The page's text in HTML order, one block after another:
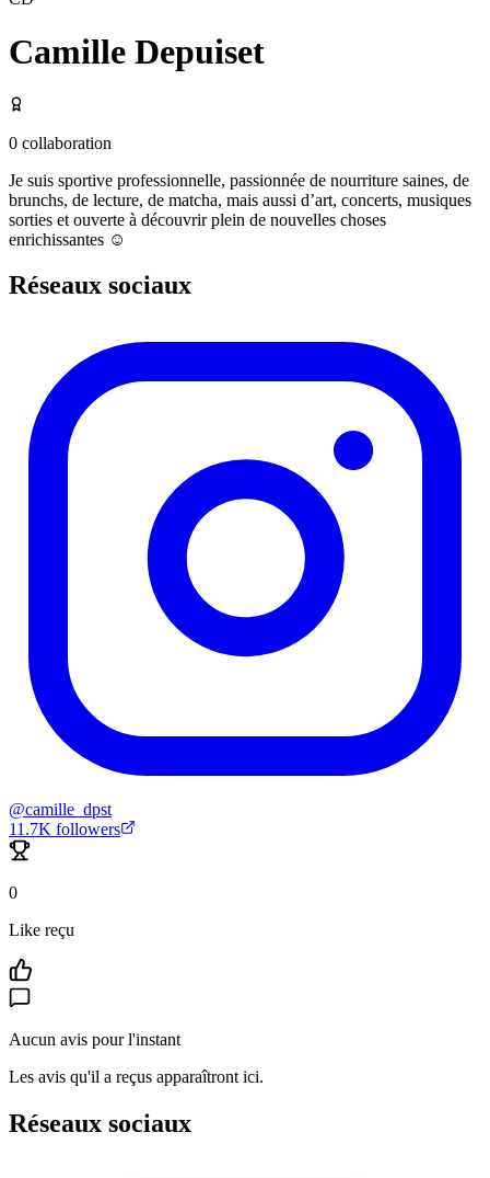
Camille Depuiset
0 collaboration
Je suis sportive professionnelle, passionnée de nourriture saines, de
brunchs, de lecture, de matcha, mais aussi d’art, concerts, musiques
sorties et ouverte à découvrir plein de nouvelles choses
enrichissantes ☺️
Réseaux sociaux
@camille_dpst
11.7K followers
0
Like reçu
Aucun avis pour l'instant
Les avis qu'il a reçus apparaîtront ici.
Réseaux sociaux